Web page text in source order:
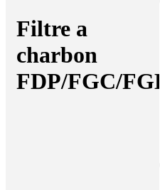
Filtre a
charbon
FDP/FGC/FGL